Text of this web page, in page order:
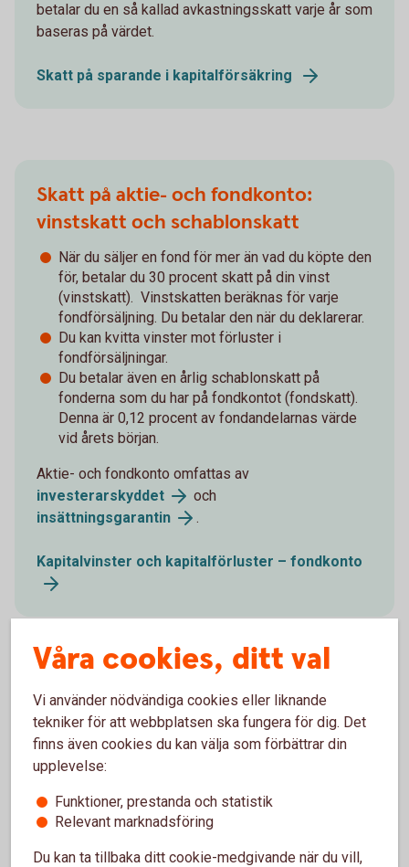
betalar du en så kallad avkastningsskatt varje år som
baseras på värdet.
Skatt på sparande i kapitalförsäkring
Skatt på aktie- och fondkonto:
vinstskatt och schablonskatt
När du säljer en fond för mer än vad du köpte den
för, betalar du 30 procent skatt på din vinst
(vinstskatt). Vinstskatten beräknas för varje
fondförsäljning. Du betalar den när du deklarerar.
Du kan kvitta vinster mot förluster i
fondförsäljningar.
Du betalar även en årlig schablonskatt på
fonderna som du har på fondkontot (fondskatt).
Denna är 0,12 procent av fondandelarnas värde
vid årets början.
Aktie- och fondkonto omfattas av
investerarskyddet
och
insättningsgarantin
.
Kapitalvinster och kapitalförluster – fondkonto
Vad gäller för deklarationen?
Fonder på ISK
gör på ditt investeringssparkonto. Schablonintäkten
som ligger till grund för hur mycket skatt du ska
betala, är förifylld i din deklaration.
Våra cookies, ditt val
Vi använder nödvändiga cookies eller liknande
tekniker för att webbplatsen ska fungera för dig. Det
finns även cookies du kan välja som förbättrar din
upplevelse:
Funktioner, prestanda och statistik
Relevant marknadsföring
Du kan ta tillbaka ditt cookie-medgivande när du vill,